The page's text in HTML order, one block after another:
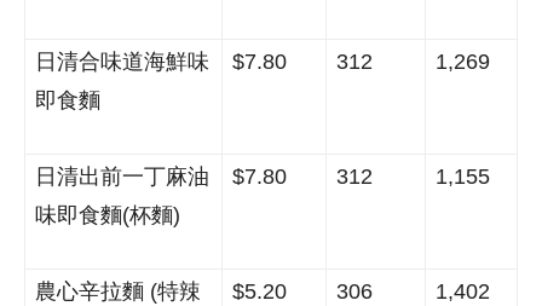
日清合味道海鮮味
即食麵
$7.80 312 1,269
日清出前一丁麻油
味即食麵(杯麵)
$7.80 312 1,155
農心辛拉麵 (特辣
$5.20 306 1,402